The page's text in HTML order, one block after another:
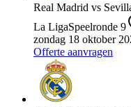
Real Madrid vs
La LigaSpeelronde 9
zondag 18 oktober
Offerte aanvragen